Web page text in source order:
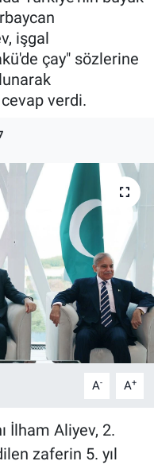
işgal
çay" sözlerine
verdi.
A- A+
İlham Aliyev, 2.
zaferin 5. yıl